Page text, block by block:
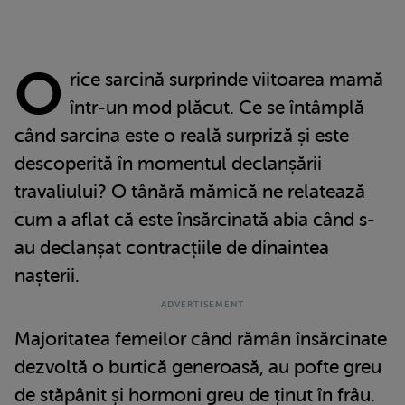
O rice sarcină surprinde viitoarea mamă
într-un mod plăcut. Ce se întâmplă
când sarcina este o reală surpriză și este
descoperită în momentul declanșării
travaliului? O tânără mămică ne relatează
cum a aflat că este însărcinată abia când s-
au declanșat contracțiile de dinaintea
nașterii.
Majoritatea femeilor când rămân însărcinate
dezvoltă o burtică generoasă, au pofte greu
de stăpânit și hormoni greu de ținut în frâu.